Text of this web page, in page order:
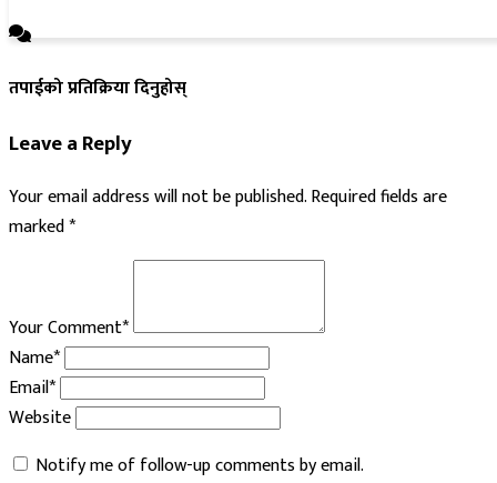
तपाईको प्रतिक्रिया दिनुहोस्
Leave a Reply
Your email address will not be published.Required fields are
marked*
Your Comment*
Name*
Email*
Website
Notify me of follow-up comments by email.